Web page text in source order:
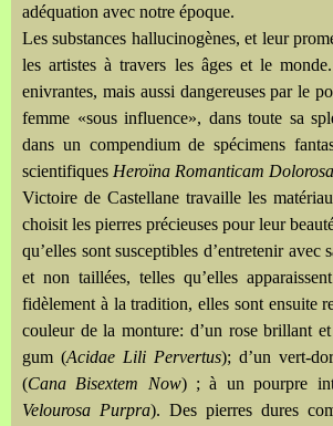
adéquation avec notre époque.
Les substances hallucinogènes, et leur
les artistes à travers les âges et le
enivrantes, mais aussi dangereuses par le
femme «sous influence», dans toute sa
dans un compendium de spécimens
scientifiques Heroïna Romanticam
Victoire de Castellane travaille les
choisit les pierres précieuses pour leur
qu’elles sont susceptibles d’entretenir
et non taillées, telles qu’elles
fidèlement à la tradition, elles sont ensuite
couleur de la monture: d’un rose brillant
gum (Acidae Lili Pervertus); d’un vert-
(Cana Bisextem Now) ; à un pourpre
Velourosa Purpra). Des pierres dures